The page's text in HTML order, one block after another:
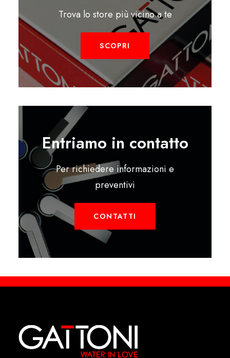
Trova lo store più vicino a te
SCOPRI
Entriamo in contatto
Per richiedere informazioni e
preventivi
CONTATTI